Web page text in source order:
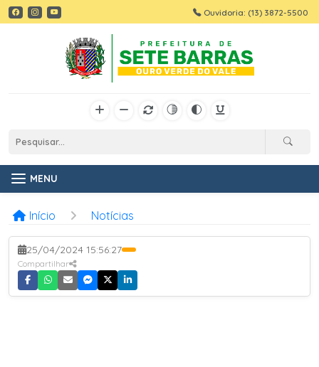
Ouvidoria: (13) 3872-5500
MENU
Início Notícias
25/04/2024 15:56:27
Compartilhar